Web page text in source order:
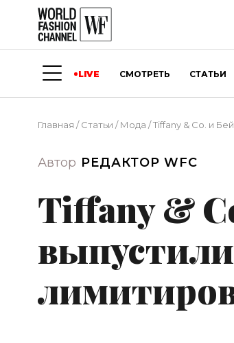
LIVE СМОТРЕТЬ СТАТЬИ
Главная /Статьи /Мода /Tiffany & Co. и
Автор РЕДАКТОР WFC
Tiffany &